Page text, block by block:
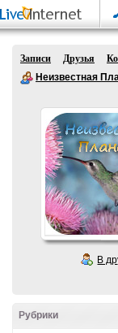
Записи Друзья
Неизвестная
В
Рубрики